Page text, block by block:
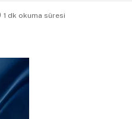
1 dk okuma süresi